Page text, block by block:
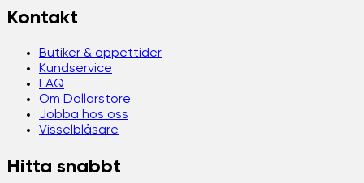
Kontakt
Butiker & öppettider
Kundservice
FAQ
Om Dollarstore
Jobba hos oss
Visselblåsare
Hitta snabbt